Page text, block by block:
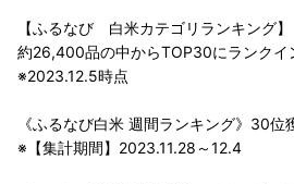
【ふるなび 白米カテゴリランキング】
約26,400品の中からTOP30にランクイ
※2023.12.5時点
《ふるなび白米 週間ランキング》30位
※【集計期間】2023.11.28～12.4